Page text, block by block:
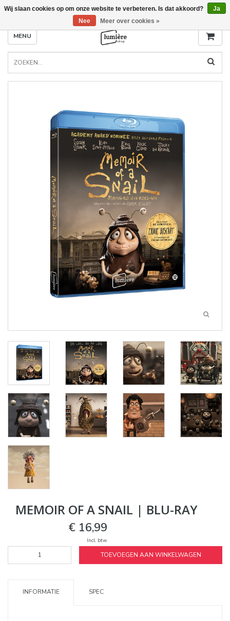
MENU
MEMOIR OF A SNAIL | BLU-RAY
€ 16,99
Incl. btw
TOEVOEGEN AAN WINKELWAGEN
INFORMATIE SPEC
Wij slaan cookies op om onze website te verbeteren. Is dat akkoord?
Ja
Nee
Meer over cookies »